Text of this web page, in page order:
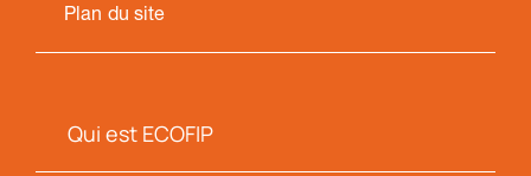
Plan du site
Qui est ECOFIP